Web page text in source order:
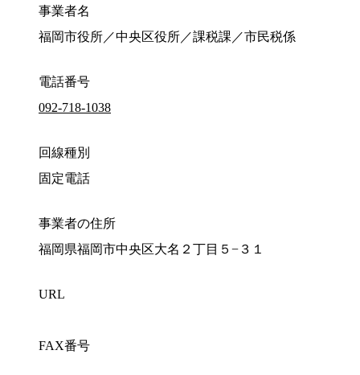
事業者名
福岡市役所／中央区役所／課税課／市民税係
電話番号
092-718-1038
回線種別
固定電話
事業者の住所
福岡県福岡市中央区大名２丁目５−３１
URL
FAX番号